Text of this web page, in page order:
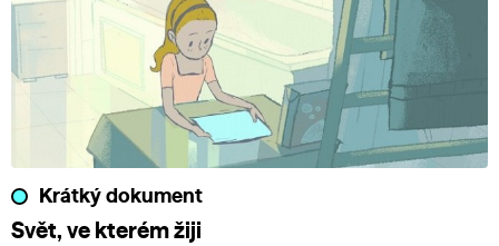
Krátký dokument
Svět, ve kterém žiji